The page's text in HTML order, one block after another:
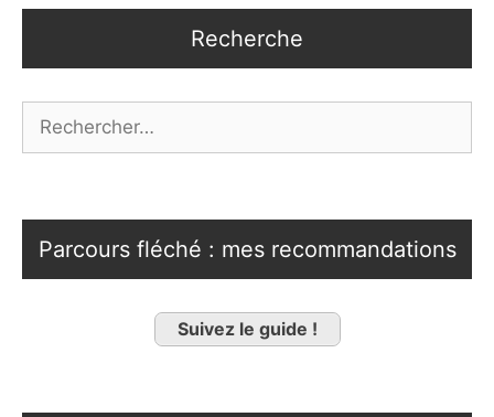
Recherche
Parcours fléché : mes recommandations
Suivez le guide !